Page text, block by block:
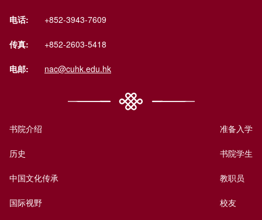
电话: +852-3943-7609
传真: +852-2603-5418
电邮: nac@cuhk.edu.hk
书院介绍
历史
中国文化传承
国际视野
准备入学
书院学生
教职员
校友